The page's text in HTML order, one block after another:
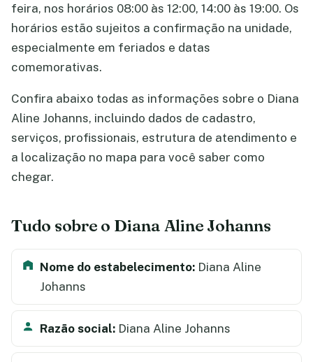
feira, nos horários 08:00 às 12:00, 14:00 às 19:00. Os
horários estão sujeitos a confirmação na unidade,
especialmente em feriados e datas
comemorativas.
Confira abaixo todas as informações sobre o Diana
Aline Johanns, incluindo dados de cadastro,
serviços, profissionais, estrutura de atendimento e
a localização no mapa para você saber como
chegar.
Tudo sobre o Diana Aline Johanns
Nome do estabelecimento: Diana Aline
Johanns
Razão social: Diana Aline Johanns